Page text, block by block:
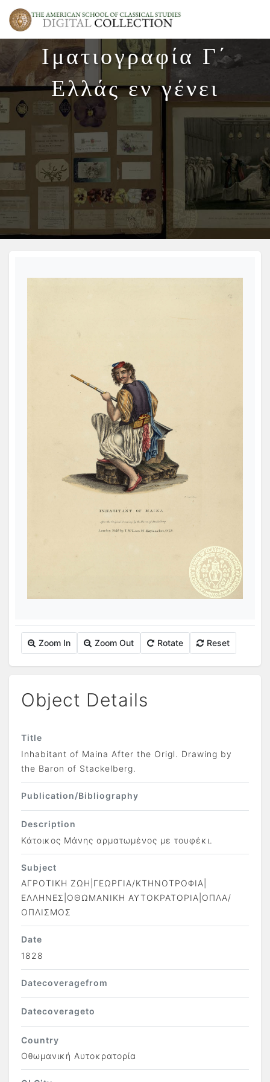
Ιματιογραφία Γ΄
Ελλάς εν γένει
Zoom In Zoom Out Rotate Reset
Object Details
Title
Inhabitant of Maina After the Origl. Drawing by
the Baron of Stackelberg.
Publication/Bibliography
Description
Κάτοικος Μάνης αρματωμένος με τουφέκι.
Subject
ΑΓΡΟΤΙΚΗ ΖΩΗ|ΓΕΩΡΓΙΑ/ΚΤΗΝΟΤΡΟΦΙΑ|
ΕΛΛΗΝΕΣ|ΟΘΩΜΑΝΙΚΗ ΑΥΤΟΚΡΑΤΟΡΙΑ|ΟΠΛΑ/
ΟΠΛΙΣΜΟΣ
Date
1828
Datecoveragefrom
Datecoverageto
Country
Οθωμανική Αυτοκρατορία